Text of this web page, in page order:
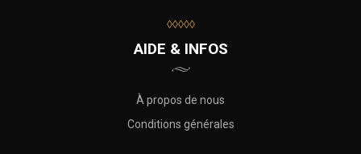
◊◊◊◊◊
AIDE & INFOS
À propos de nous
Conditions générales